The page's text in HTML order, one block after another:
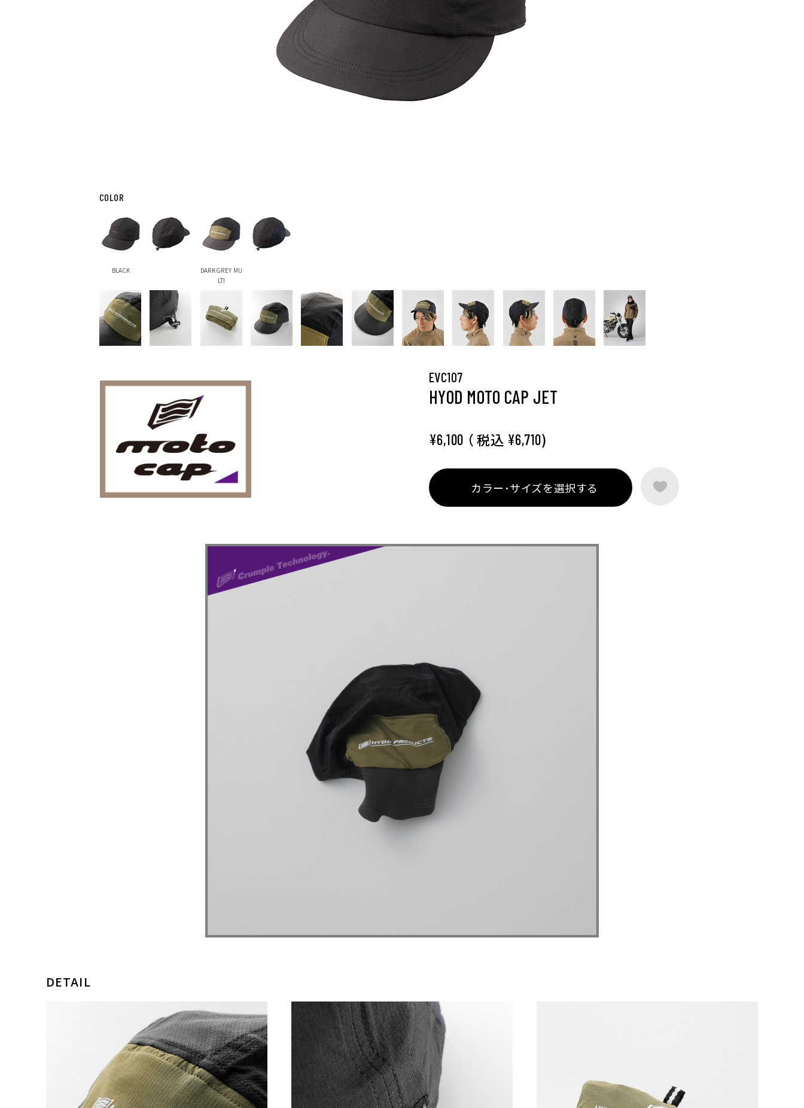
COLOR
BLACK
DARK GREY MU
LTI
EVC107
HYOD MOTO CAP JET
¥6,100 （ 税込 ¥6,710)
カラー･サイズを選択する
DETAIL
カラー・サイズ選択
¥6,710(税込)